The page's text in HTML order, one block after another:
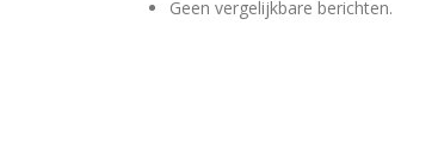
Geen vergelijkbare berichten.